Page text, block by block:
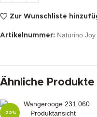
Zur Wunschliste
Artikelnummer: Naturino
Ähnliche Produkte
-22%